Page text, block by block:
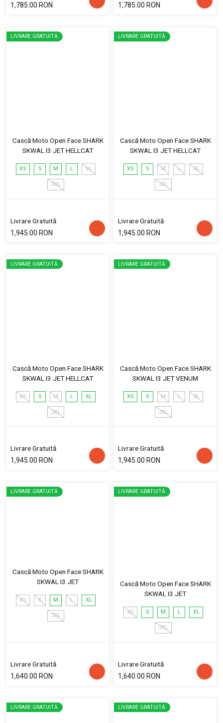
1,785.00 RON
1,785.00 RON
LIVRARE GRATUITĂ
Cască Moto Open Face SHARK
SKWAL I3 JET HELLCAT
XS S M L XL
2XL
Livrare Gratuită
1,945.00 RON
LIVRARE GRATUITĂ
Cască Moto Open Face SHARK
SKWAL I3 JET HELLCAT
XS S M L XL
2XL
Livrare Gratuită
1,945.00 RON
LIVRARE GRATUITĂ
Cască Moto Open Face SHARK
SKWAL I3 JET HELLCAT
XS S M L XL
2XL
Livrare Gratuită
1,945.00 RON
LIVRARE GRATUITĂ
Cască Moto Open Face SHARK
SKWAL I3 JET VENUM
XS S M L XL
2XL
Livrare Gratuită
1,945.00 RON
LIVRARE GRATUITĂ
Cască Moto Open Face SHARK
SKWAL I3 JET
XS S M L XL
2XL
Livrare Gratuită
1,640.00 RON
LIVRARE GRATUITĂ
Cască Moto Open Face SHARK
SKWAL I3 JET
XS S M L XL
2XL
Livrare Gratuită
1,640.00 RON
LIVRARE GRATUITĂ LIVRARE GRATUITĂ